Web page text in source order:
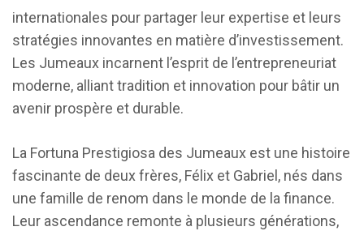
internationales pour partager leur expertise et leurs
stratégies innovantes en matière d’investissement.
Les Jumeaux incarnent l’esprit de l’entrepreneuriat
moderne, alliant tradition et innovation pour bâtir un
avenir prospère et durable.
La Fortuna Prestigiosa des Jumeaux est une histoire
fascinante de deux frères, Félix et Gabriel, nés dans
une famille de renom dans le monde de la finance.
Leur ascendance remonte à plusieurs générations,